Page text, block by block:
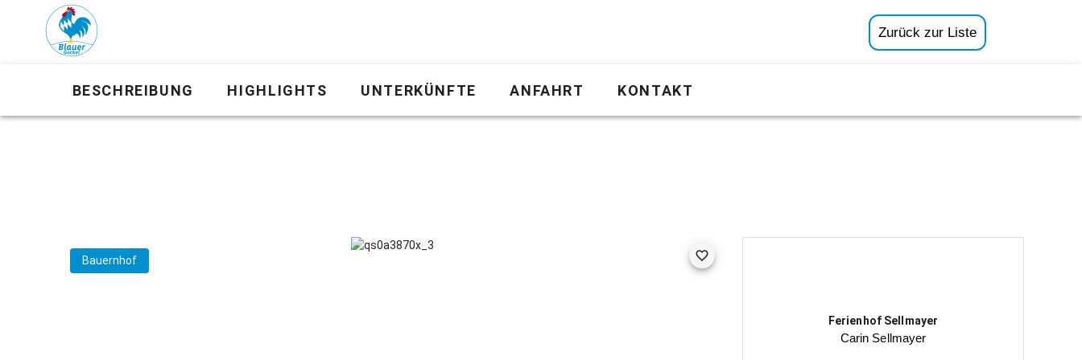
Zurück zur Liste
BESCHREIBUNG HIGHLIGHTS UNTERKÜNFTE ANFAHRT KONTAKT
Ferienhof Sellmayer
Carin Sellmayer
Bauernhof